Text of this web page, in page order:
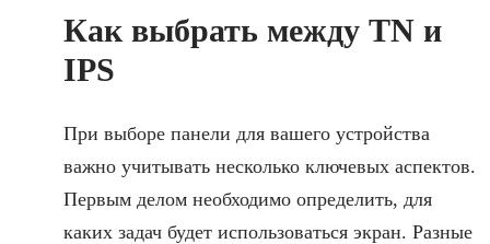
Как выбрать между TN и
IPS
При выборе панели для вашего устройства
важно учитывать несколько ключевых аспектов.
Первым делом необходимо определить, для
каких задач будет использоваться экран. Разные